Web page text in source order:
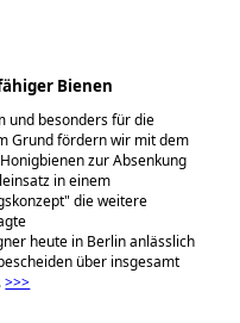
Bienen
und besonders für die
Grund fördern wir mit dem
zur Absenkung
in einem
die weitere
heute in Berlin anlässlich
über insgesamt
>>>